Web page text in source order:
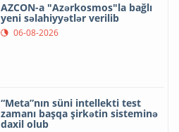
AZCON-a "Azərkosmos"la bağlı
yeni səlahiyyətlər verilib
06-08-2026
“Meta”nın süni intellekti test
zamanı başqa şirkətin sisteminə
daxil olub